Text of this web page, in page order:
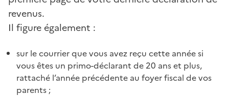
revenus.
Il figure également :
sur le courrier que vous avez reçu cette année si
vous êtes un primo-déclarant de 20 ans et plus,
rattaché l’année précédente au foyer fiscal de vos
parents ;